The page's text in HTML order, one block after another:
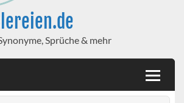
Sprüche & mehr